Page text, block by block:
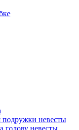
подружки невесты